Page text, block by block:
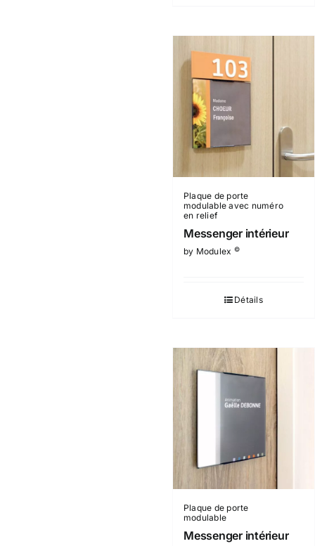
Plaque de porte
modulable avec numéro
en relief
Messenger intérieur
by Modulex ©
Détails
Plaque de porte
modulable
Messenger intérieur